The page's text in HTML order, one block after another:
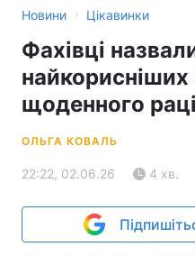
Новини › Цікавинки
Фахівці
щоденного
ОЛЬГА КОВАЛЬ
22:22, 02.06.26 4 хв.